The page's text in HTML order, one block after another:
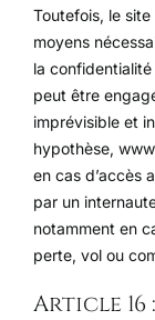
Toutefois, le
moyens
la
peut être
imprévisible et
hypothèse,
en cas d’accès
par un
notamment en
perte, vol ou
Article 16